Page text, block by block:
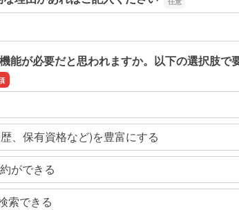
理由があればご記入ください
能が必要だと思われますか。以下の選択肢で
、保有資格など)を豊富にする
ができる
索できる